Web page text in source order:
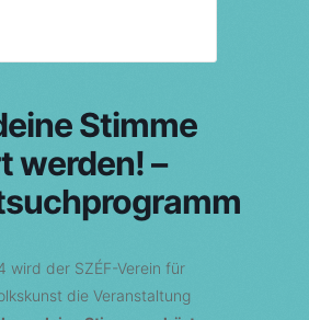
Stimme
werden! –
wird der SZÉF-Verein für
die Veranstaltung